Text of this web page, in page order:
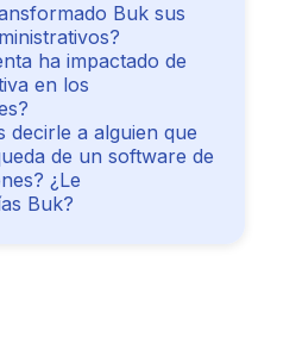
Buk sus
ha impactado de
en los
decirle a alguien que
de un software de
¿Le
Buk?